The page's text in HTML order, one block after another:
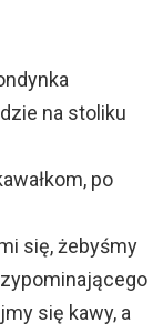
na stoliku
po
się, żebyśmy
się kawy, a